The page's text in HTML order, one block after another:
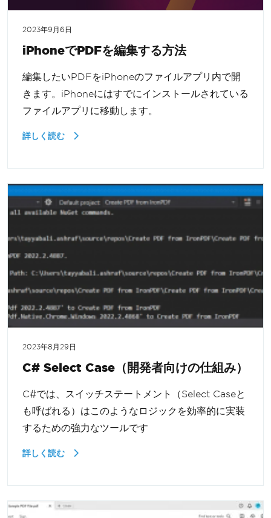
2023年9月6日
iPhoneでPDFを編集する方法
編集したいPDFをiPhoneのファイルアプリ内で開
きます。iPhoneにはすでにインストールされている
ファイルアプリに移動します。
詳しく読む
2023年8月29日
C# Select Case（開発者向けの仕組み）
C#では、スイッチステートメント（Select Caseと
も呼ばれる）はこのようなロジックを効率的に実装
するための強力なツールです
詳しく読む